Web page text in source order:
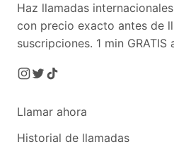
Haz llamadas
con precio exacto antes de
suscripciones. 1 min
Llamar ahora
Historial de llamadas